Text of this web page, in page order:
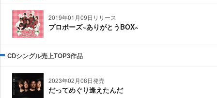
2019年01月09日リリース
プロポーズ~ありがとうBOX~
CDシングル売上TOP3作品
2023年02月08日発売
だってめぐり逢えたんだ